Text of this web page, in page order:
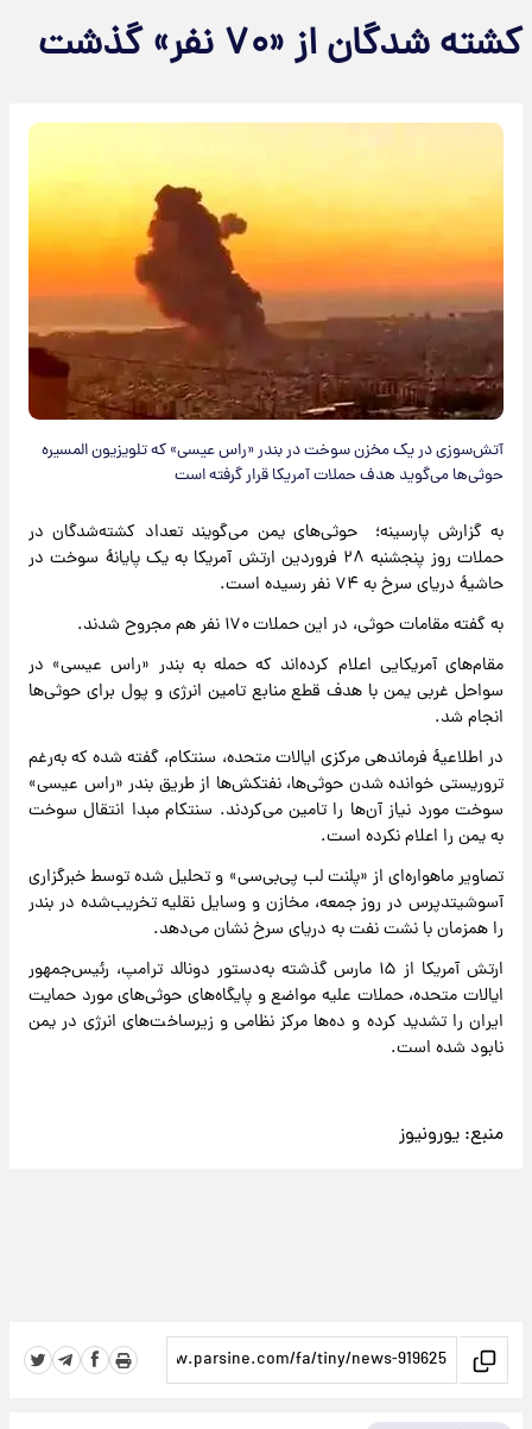
کشته شدگان از «۷۰ نفر» گذشت
آتش‌سوزی در یک مخزن سوخت در بندر «راس عیسی» که تلویزیون المسیره
حوثی‌ها می‌گوید هدف حملات آمریکا قرار گرفته است
به گزارش پارسینه؛ حوثی‌های یمن می‌گویند تعداد کشته‌شدگان در
حملات روز پنجشنبه ۲۸ فروردین ارتش آمریکا به یک پایانهٔ سوخت در
حاشیهٔ دریای سرخ به ۷۴ نفر رسیده است.
به گفته مقامات حوثی، در این حملات ۱۷۰ نفر هم مجروح شدند.
مقام‌های آمریکایی اعلام کرده‌اند که حمله به بندر «راس عیسی» در
سواحل غربی یمن با هدف قطع منابع تامین انرژی و پول برای حوثی‌ها
انجام شد.
در اطلاعیهٔ فرماندهی مرکزی ایالات متحده، سنتکام، گفته شده که به‌رغم
تروریستی خوانده شدن حوثی‌ها، نفتکش‌ها از طریق بندر «راس عیسی»
سوخت مورد نیاز آن‌ها را تامین می‌کردند. سنتکام مبدا انتقال سوخت
به یمن را اعلام نکرده است.
تصاویر ماهواره‌ای از «پلنت لب پی‌بی‌سی» و تحلیل شده توسط خبرگزاری
آسوشیتدپرس در روز جمعه، مخازن و وسایل نقلیه تخریب‌شده در بندر
را همزمان با نشت نفت به دریای سرخ نشان می‌دهد.
ارتش آمریکا از ۱۵ مارس گذشته به‌دستور دونالد ترامپ، رئیس‌جمهور
ایالات متحده، حملات علیه مواضع و پایگاه‌های حوثی‌های مورد حمایت
ایران را تشدید کرده و ده‌ها مرکز نظامی و زیرساخت‌های انرژی در یمن
نابود شده است.
منبع: یورونیوز